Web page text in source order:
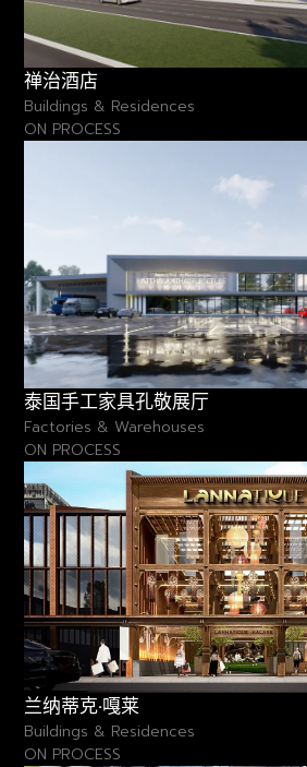
禅治酒店
Buildings & Residences
ON PROCESS
泰国手工家具孔敬展厅
Factories & Warehouses
ON PROCESS
兰纳蒂克·嘎莱
Buildings & Residences
ON PROCESS